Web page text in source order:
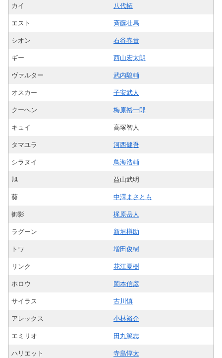
カイ 八代拓
エスト 斉藤壮馬
シオン 石谷春貴
ギー 西山宏太朗
ヴァルター 武内駿輔
オスカー 子安武人
クーヘン 梅原裕一郎
キュイ 高塚智人
タマユラ 河西健吾
シラヌイ 鳥海浩輔
旭 益山武明
葵 中澤まさとも
御影 梶原岳人
ラグーン 新垣樽助
トワ 増田俊樹
リンク 花江夏樹
ホロウ 岡本信彦
サイラス 古川慎
アレックス 小林裕介
エミリオ 田丸篤志
ハリエット 寺島惇太